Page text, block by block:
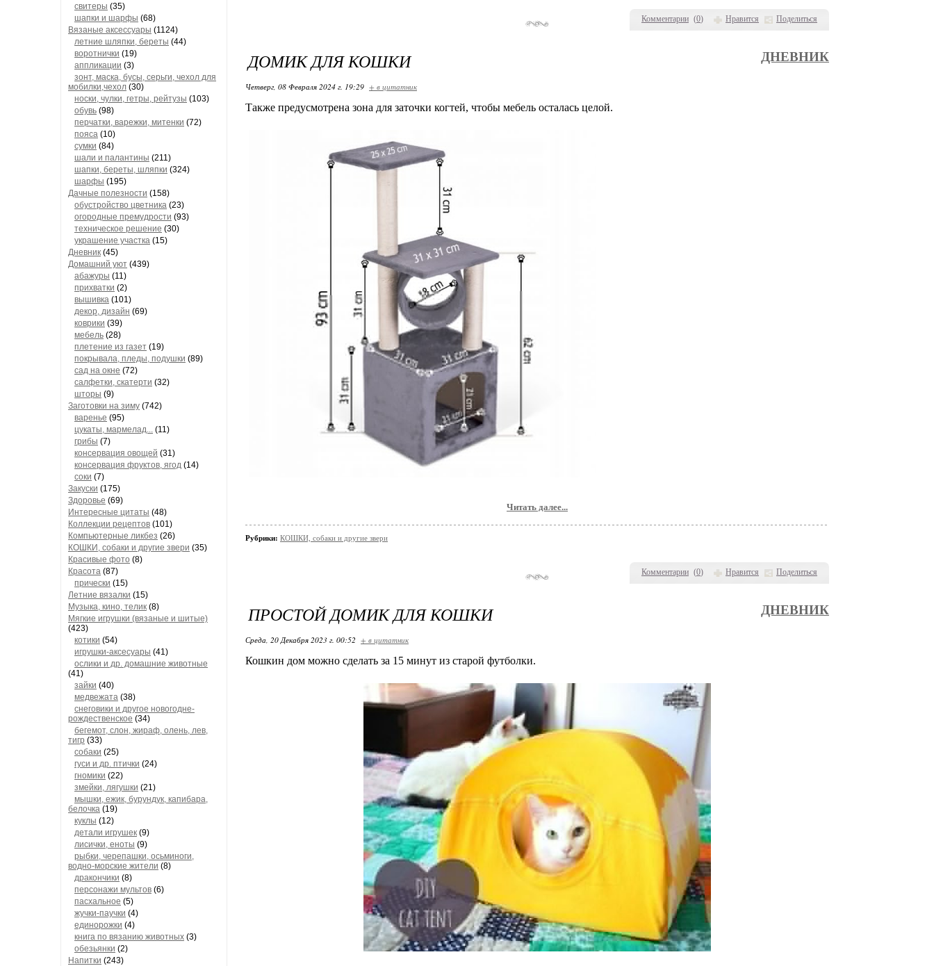
свитеры (35)
шапки и шарфы (68)
Вязаные аксессуары (1124)
летние шляпки, береты (44)
воротнички (19)
аппликации (3)
зонт, маска, бусы, серьги, чехол для
мобилки,чехол (30)
носки, чулки, гетры, рейтузы (103)
обувь (98)
перчатки, варежки, митенки (72)
пояса (10)
сумки (84)
шали и палантины (211)
шапки, береты, шляпки (324)
шарфы (195)
Дачные полезности (158)
обустройство цветника (23)
огородные премудрости (93)
техническое решение (30)
украшение участка (15)
Дневник (45)
Домашний уют (439)
абажуры (11)
прихватки (2)
вышивка (101)
декор, дизайн (69)
коврики (39)
мебель (28)
плетение из газет (19)
покрывала, пледы, подушки (89)
сад на окне (72)
салфетки, скатерти (32)
шторы (9)
Заготовки на зиму (742)
варенье (95)
цукаты, мармелад... (11)
грибы (7)
консервация овощей (31)
консервация фруктов, ягод (14)
соки (7)
Закуски (175)
Здоровье (69)
Интересные цитаты (48)
Коллекции рецептов (101)
Компьютерные ликбез (26)
КОШКИ, собаки и другие звери (35)
Красивые фото (8)
Красота (87)
прически (15)
Летние вязалки (15)
Музыка, кино, телик (8)
Мягкие игрушки (вязаные и шитые)
(423)
котики (54)
игрушки-аксесуары (41)
ослики и др. домашние животные
(41)
зайки (40)
медвежата (38)
снеговики и другое новогодне-
рождественское (34)
бегемот, слон, жираф, олень, лев,
тигр (33)
собаки (25)
гуси и др. птички (24)
гномики (22)
змейки, лягушки (21)
мышки, ежик, бурундук, капибара,
белочка (19)
куклы (12)
детали игрушек (9)
лисички, еноты (9)
рыбки, черепашки, осьминоги,
водно-морские жители (8)
дракончики (8)
персонажи мультов (6)
пасхальное (5)
жучки-паучки (4)
единорожки (4)
книга по вязанию животных (3)
обезьянки (2)
Напитки (243)
Комментарии (0) Нравится Поделиться
Комментарии (0) Нравится Поделиться
ДОМИК ДЛЯ КОШКИ ДНЕВНИК
Четверг, 08 Февраля 2024 г. 19:29 + в цитатник
Также предусмотрена зона для заточки когтей, чтобы мебель осталась целой.
Читать далее...
Рубрики: КОШКИ, собаки и другие звери
ПРОСТОЙ ДОМИК ДЛЯ КОШКИ ДНЕВНИК
Среда, 20 Декабря 2023 г. 00:52 + в цитатник
Кошкин дом можно сделать за 15 минут из старой футболки.